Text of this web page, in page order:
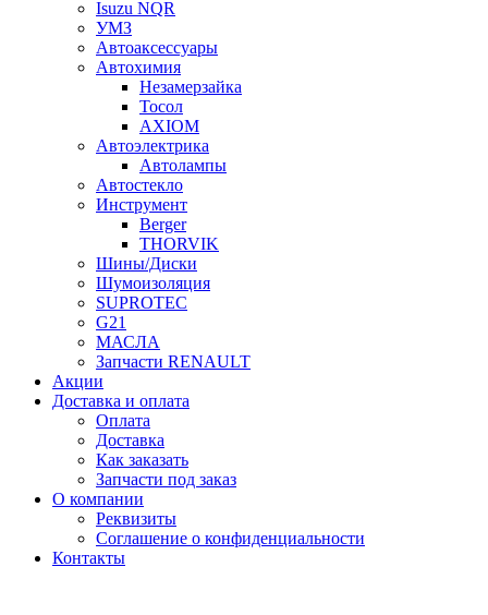
Isuzu NQR
УМЗ
Автоаксессуары
Автохимия
Незамерзайка
Тосол
AXIOM
Автоэлектрика
Автолампы
Автостекло
Инструмент
Berger
THORVIK
Шины/Диски
Шумоизоляция
SUPROTEC
G21
МАСЛА
Запчасти RENAULT
Акции
Доставка и оплата
Оплата
Доставка
Как заказать
Запчасти под заказ
О компании
Реквизиты
Соглашение о конфиденциальности
Контакты